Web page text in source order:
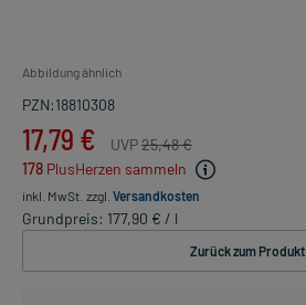
Abbildung ähnlich
PZN:18810308
17,79 € UVP25,48 €
178 PlusHerzen sammeln
inkl. MwSt. zzgl. Versandkosten
Grundpreis: 177,90 € / l
Zurück zum Produkt